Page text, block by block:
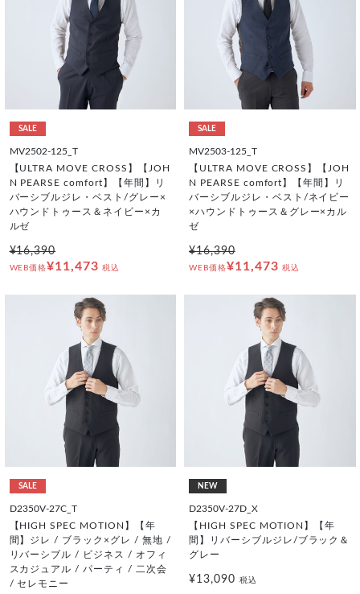
SALE
MV2502-125_T
【ULTRA MOVE CROSS】【JOH
N PEARSE comfort】【年間】リ
バーシブルジレ・ベスト/グレー×
ハウンドトゥース＆ネイビー×カ
ルゼ
¥16,390
WEB価格¥11,473 税込
SALE
MV2503-125_T
【ULTRA MOVE CROSS】【JOH
N PEARSE comfort】【年間】リ
バーシブルジレ・ベスト/ネイビー
×ハウンドトゥース＆グレー×カル
ゼ
¥16,390
WEB価格¥11,473 税込
SALE
D2350V-27C_T
【HIGH SPEC MOTION】【年
間】ジレ / ブラック×グレ / 無地 /
リバーシブル / ビジネス / オフィ
スカジュアル / パーティ / 二次会
/ セレモニー
NEW
D2350V-27D_X
【HIGH SPEC MOTION】【年
間】リバーシブルジレ/ブラック＆
グレー
¥13,090 税込